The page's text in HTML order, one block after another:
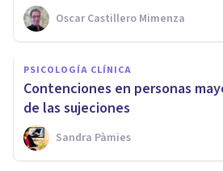
Oscar Castillero Mimenza
PSICOLOGÍA CLÍNICA
Contenciones en personas
de las sujeciones
Sandra Pàmies